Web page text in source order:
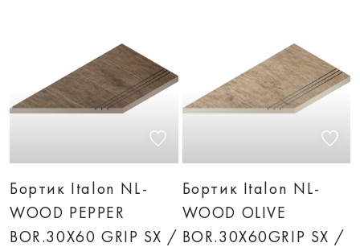
Бортик Italon NL-
WOOD PEPPER
BOR.30X60 GRIP SX /
Бортик Italon NL-
WOOD OLIVE
BOR.30X60GRIP SX /